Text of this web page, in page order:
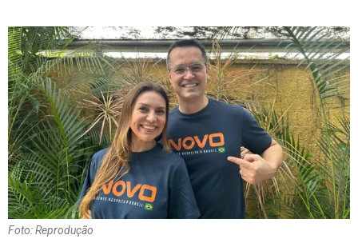
Foto: Reprodução